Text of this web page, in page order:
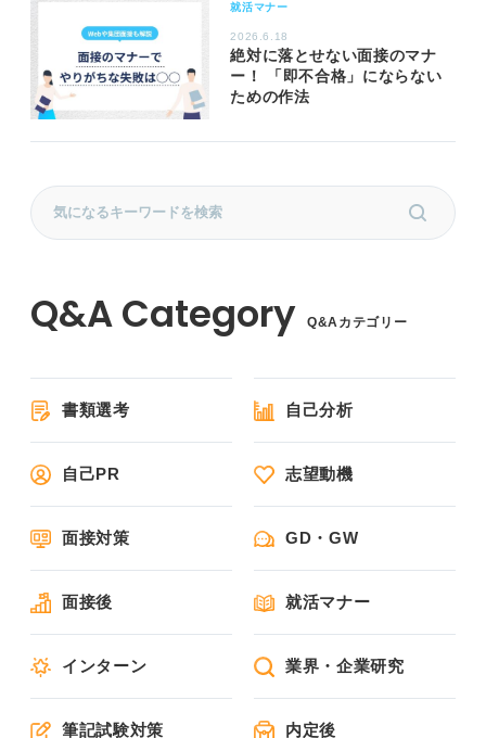
就活マナー
2026.6.18
絶対に落とせない面接のマナ
ー！ 「即不合格」にならない
ための作法
Q&Aカテゴリー
書類選考 自己分析
自己PR 志望動機
面接対策 GD・GW
面接後 就活マナー
インターン 業界・企業研究
筆記試験対策 内定後